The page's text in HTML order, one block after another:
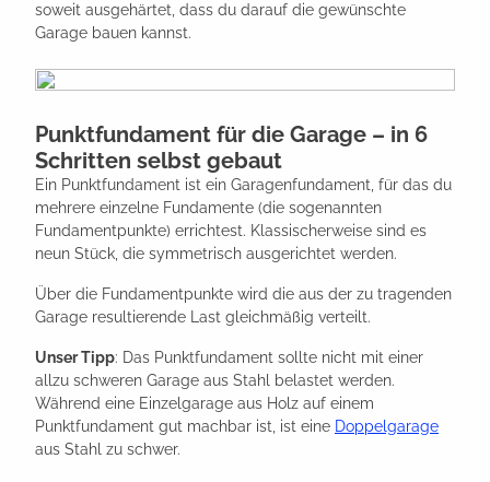
soweit ausgehärtet, dass du darauf die gewünschte
Garage bauen kannst.
Punktfundament für die Garage – in 6
Schritten selbst gebaut
Ein Punktfundament ist ein Garagenfundament, für das du
mehrere einzelne Fundamente (die sogenannten
Fundamentpunkte) errichtest. Klassischerweise sind es
neun Stück, die symmetrisch ausgerichtet werden.
Über die Fundamentpunkte wird die aus der zu tragenden
Garage resultierende Last gleichmäßig verteilt.
Unser Tipp: Das Punktfundament sollte nicht mit einer
allzu schweren Garage aus Stahl belastet werden.
Während eine Einzelgarage aus Holz auf einem
Punktfundament gut machbar ist, ist eine Doppelgarage
aus Stahl zu schwer.